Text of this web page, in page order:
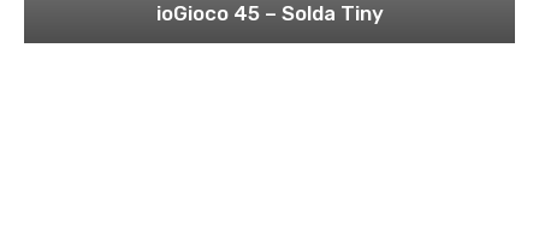
ioGioco 45 – Solda Tiny